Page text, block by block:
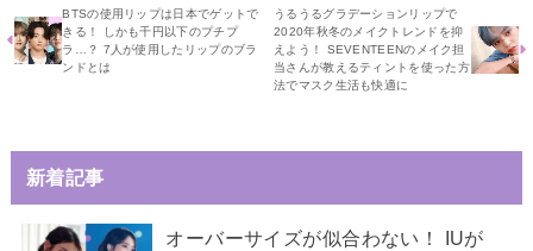
BTSの使用リップは日本でゲットで
きる！ しかも千円以下のプチプ
ラ…？ 7人が使用したリップのブラ
ンドとは
うるうるグラデーションリップで
2020年秋冬のメイクトレンドを抑
えよう！ SEVENTEENのメイク担
当さんが教えるティントを使った方
法でマスク生活も快適に
新着記事
オーバーサイズが似合わない！ IUが